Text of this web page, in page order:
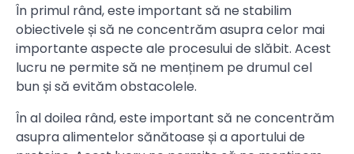
În primul rând, este important să ne stabilim
obiectivele și să ne concentrăm asupra celor mai
importante aspecte ale procesului de slăbit. Acest
lucru ne permite să ne menținem pe drumul cel
bun și să evităm obstacolele.
În al doilea rând, este important să ne concentrăm
asupra alimentelor sănătoase și a aportului de